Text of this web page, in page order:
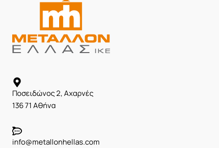
Ποσειδώνος 2, Αχαρνές
136 71 Αθήνα
info@metallonhellas.com